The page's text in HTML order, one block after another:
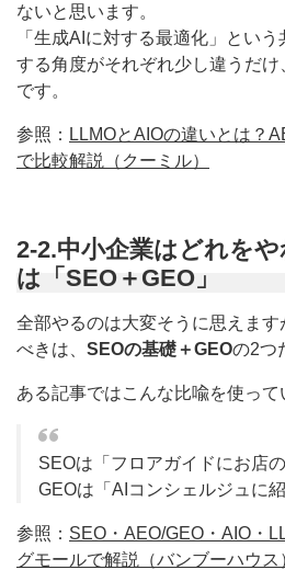
ないと思います。
「生成AIに対する最適化」とい
する角度がそれぞれ少し違うだ
です。
参照： LLMOとAIOの違いとは？
で比較解説（クーミル）
2-2.中小企業はどれを
は「SEO＋GEO」
全部やるのは大変そうに思えま
べきは、 SEOの基礎＋GEOの2つ
ある記事ではこんな比喩を使って
SEOは「フロアガイドにお店
GEOは「AIコンシェルジュに
参照： SEO・AEO/GEO・AIO・
グモールで解説（バンブーハウス